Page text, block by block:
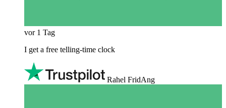
vor 1 Tag
I get a free telling-time clock
Rahel FridAng